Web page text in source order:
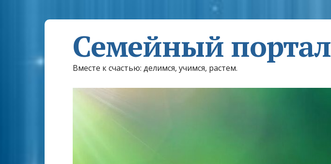
Семейный портал
Вместе к счастью: делимся, учимся, растем.